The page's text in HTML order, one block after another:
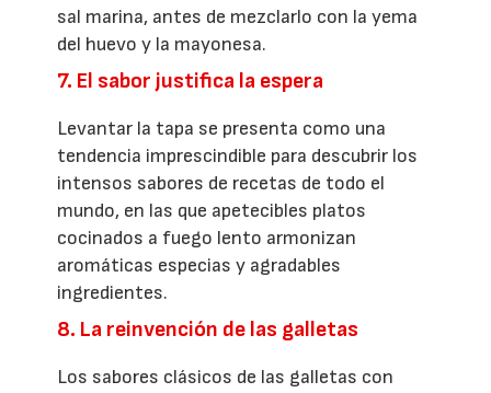
sal marina, antes de mezclarlo con la yema
del huevo y la mayonesa.
7. El sabor justifica la espera
Levantar la tapa se presenta como una
tendencia imprescindible para descubrir los
intensos sabores de recetas de todo el
mundo, en las que apetecibles platos
cocinados a fuego lento armonizan
aromáticas especias y agradables
ingredientes.
8. La reinvención de las galletas
Los sabores clásicos de las galletas con